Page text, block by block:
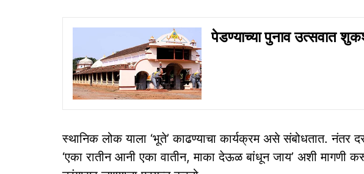
पेडण्याच्या पुनाव उत्सवात
स्थानिक लोक याला ‘भूते’ काढण्याचा कार्यक्रम असे संबोधतात. नंतर
‘एका रातीन आनी एका वातीन, माका देऊळ बांधून जाय’ अशी मागणी